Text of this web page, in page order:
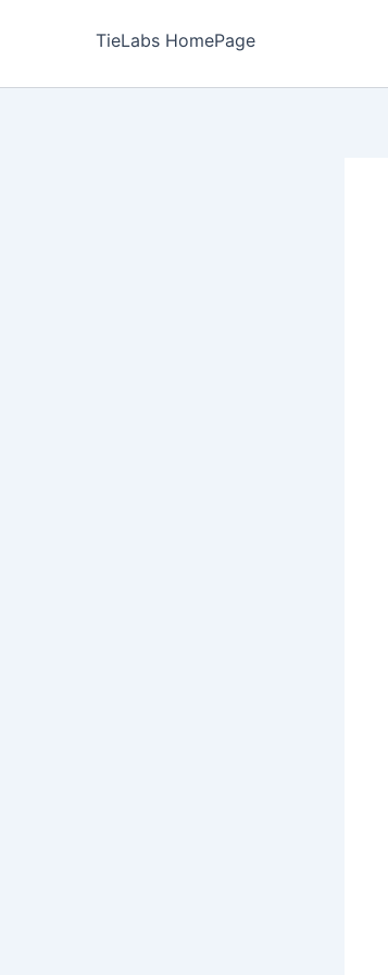
TieLabs HomePage